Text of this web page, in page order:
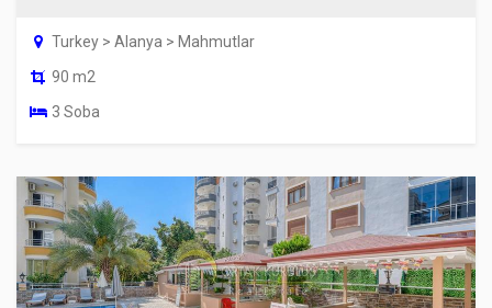
Turkey > Alanya > Mahmutlar
90 m2
3 Soba